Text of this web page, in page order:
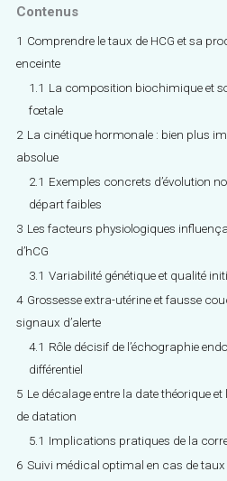
Contenus
1 Comprendre le taux de HCG et sa
enceinte
1.1 La composition biochimique et
fœtale
2 La cinétique hormonale : bien plus
absolue
2.1 Exemples concrets d’évolution
départ faibles
3 Les facteurs physiologiques
d’hCG
3.1 Variabilité génétique et qualité
4 Grossesse extra-utérine et fausse
signaux d’alerte
4.1 Rôle décisif de l’échographie
différentiel
5 Le décalage entre la date théorique
de datation
5.1 Implications pratiques de la
6 Suivi médical optimal en cas de taux